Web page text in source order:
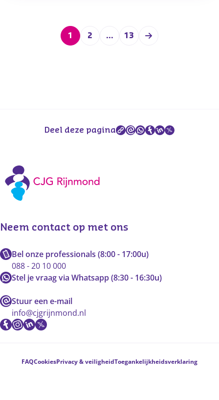
1 2 ... 13
Deel deze pagina
Neem contact op met ons
Bel onze professionals (8:00 - 17:00u)
088 - 20 10 000
Stel je vraag via Whatsapp (8:30 - 16:30u)
Stuur een e-mail
info@cjgrijnmond.nl
Voetnavigatie
FAQCookiesPrivacy & veiligheidToegankelijkheidsverklaring